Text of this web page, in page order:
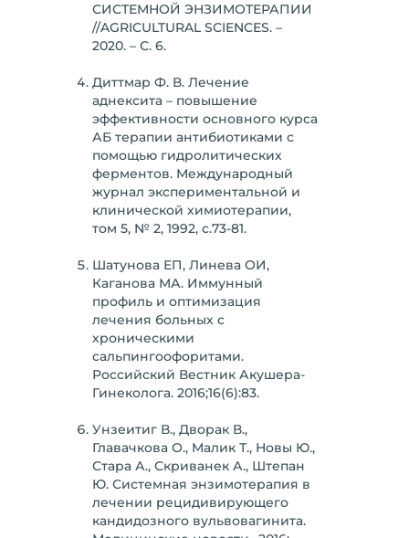
СИСТЕМНОЙ ЭНЗИМОТЕРАПИИ
//AGRICULTURAL SCIENCES. –
2020. – С. 6.
Диттмар Ф. В. Лечение
аднексита – повышение
эффективности основного курса
АБ терапии антибиотиками с
помощью гидролитических
ферментов. Международный
журнал экспериментальной и
клинической химиотерапии,
том 5, № 2, 1992, с.73-81.
Шатунова ЕП, Линева ОИ,
Каганова МА. Иммунный
профиль и оптимизация
лечения больных с
хроническими
сальпингоофоритами.
Российский Вестник Акушера-
Гинеколога. 2016;16(6):83.
Унзеитиг В., Дворак В.,
Главачкова О., Малик Т., Новы Ю.,
Стара А., Скриванек А., Штепан
Ю. Системная энзимотерапия в
лечении рецидивирующего
кандидозного вульвовагинита.